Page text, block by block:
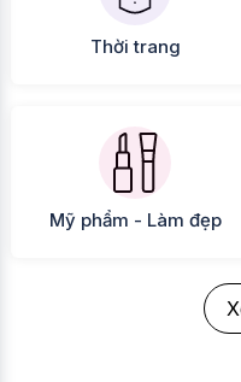
Thời trang
Mỹ phẩm - Làm đẹp